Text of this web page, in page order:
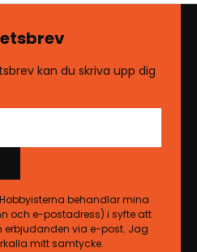
kan du skriva upp dig
behandlar mina
och e-postadress) i syfte att
erbjudanden via e-post. Jag
mitt samtycke.